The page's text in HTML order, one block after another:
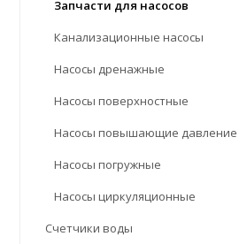
Запчасти для насосов
Канализационные насосы
Насосы дренажные
Насосы поверхностные
Насосы повышающие давление
Насосы погружные
Насосы циркуляционные
Счетчики воды